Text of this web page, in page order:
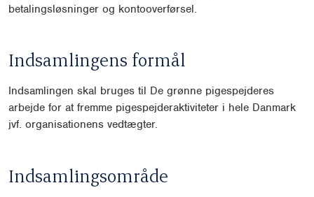
betalingsløsninger og kontooverførsel.
Indsamlingens formål
Indsamlingen skal bruges til De grønne pigespejderes
arbejde for at fremme pigespejderaktiviteter i hele Danmark
jvf. organisationens vedtægter.
Indsamlingsområde